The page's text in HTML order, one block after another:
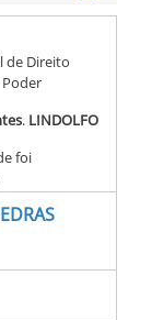
de Direito
. LINDOLFO
foi